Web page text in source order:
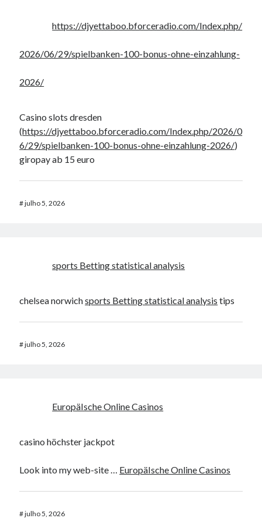
https://djyettaboo.bforceradio.com/Index.php/
2026/06/29/spielbanken-100-bonus-ohne-einzahlung-
2026/
Casino slots dresden
(https://djyettaboo.bforceradio.com/Index.php/2026/0
6/29/spielbanken-100-bonus-ohne-einzahlung-2026/)
giropay ab 15 euro
#julho 5, 2026
sports Betting statistical analysis
chelsea norwichsports Betting statistical analysis tips
#julho 5, 2026
EuropäIsche Online Casinos
casino höchster jackpot
Look into my web-site … EuropäIsche Online Casinos
#julho 5, 2026